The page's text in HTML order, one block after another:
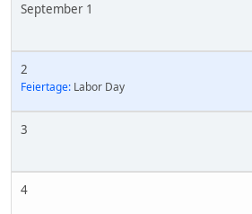
September 1
2
Feiertage: Labor Day
3
4